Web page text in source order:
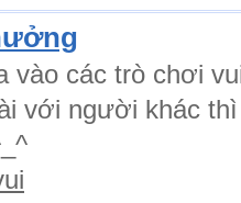
vào các trò chơi
với người khác